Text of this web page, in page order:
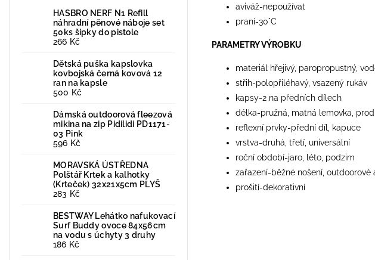
HASBRO NERF N1 Refill
náhradní pěnové náboje set
50ks šipky do pistole
266 Kč
Dětská puška kapslovka
kovbojská černá kovová 12
ran na kapsle
500 Kč
Dámská outdoorová fleezová
mikina na zip Pidilidi PD1171-
03 Pink
596 Kč
MORAVSKÁ ÚSTŘEDNA
Polštář Krtek a kalhotky
(Krteček) 32x21x5cm PLYŠ
283 Kč
BESTWAY Lehátko nafukovací
Surf Buddy ovoce 84x56cm
na vodu s úchyty 3 druhy
186 Kč
aviváž-nepoužívat
praní-30°C
PARAMETRY VÝROBKU
materiál hřejivý, paropropustný,
střih-polopřiléhavý, vsazený rukáv
kapsy-2 na předních dílech
délka-pružná, matná lemovka,
reflexní prvky-přední díl, kapuce
vrstva-druhá, třetí, universální
roční období-jaro, léto, podzim
zařazení-běžné nošení, outdoorové
prošití-dekorativní